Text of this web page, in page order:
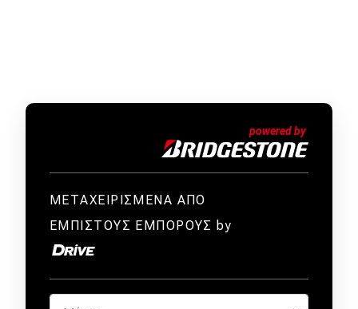
ΜΕΤΑΧΕΙΡΙΣΜΕΝΑ ΑΠΟ
ΕΜΠΙΣΤΟΥΣ ΕΜΠΟΡΟΥΣ by